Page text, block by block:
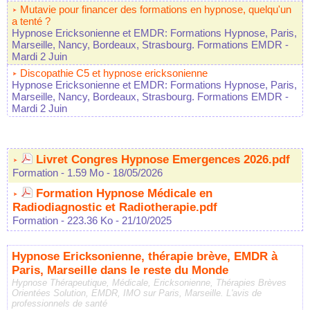
Mutavie pour financer des formations en hypnose, quelqu'un
a tenté ?
Hypnose Ericksonienne et EMDR: Formations Hypnose, Paris,
Marseille, Nancy, Bordeaux, Strasbourg. Formations EMDR -
Mardi 2 Juin
Discopathie C5 et hypnose ericksonienne
Hypnose Ericksonienne et EMDR: Formations Hypnose, Paris,
Marseille, Nancy, Bordeaux, Strasbourg. Formations EMDR -
Mardi 2 Juin
Livret Congres Hypnose Emergences 2026.pdf
Formation - 1.59 Mo - 18/05/2026
Formation Hypnose Médicale en
Radiodiagnostic et Radiotherapie.pdf
Formation - 223.36 Ko - 21/10/2025
Hypnose Ericksonienne, thérapie brève, EMDR à
Paris, Marseille dans le reste du Monde
Hypnose Thérapeutique, Médicale, Ericksonienne, Thérapies Brèves
Orientées Solution, EMDR, IMO sur Paris, Marseille. L'avis de
professionnels de santé